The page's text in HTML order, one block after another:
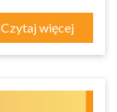
Czytaj więcej